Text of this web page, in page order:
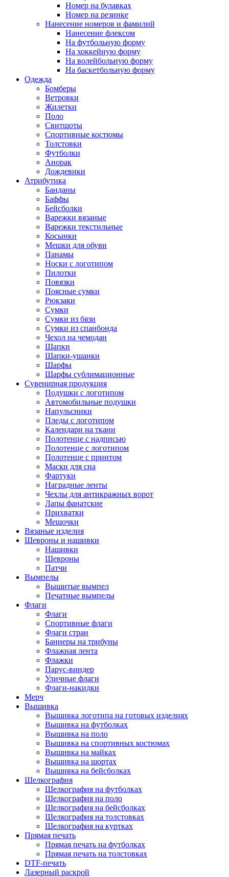
Номер на булавках
Номер на резинке
Нанесение номеров и фамилий
Нанесение флексом
На футбольную форму
На хоккейную форму
На волейбольную форму
На баскетбольную форму
Одежда
Бомберы
Ветровки
Жилетки
Поло
Свитшоты
Спортивные костюмы
Толстовки
Футболки
Анорак
Дождевики
Атрибутика
Банданы
Баффы
Бейсболки
Варежки вязаные
Варежки текстильные
Косынки
Мешки для обуви
Панамы
Носки с логотипом
Пилотки
Повязки
Поясные сумки
Рюкзаки
Сумки
Сумки из бязи
Сумки из спанбонда
Чехол на чемодан
Шапки
Шапки-ушанки
Шарфы
Шарфы сублимационные
Сувенирная продукция
Подушки с логотипом
Автомобильные подушки
Напульсники
Пледы с логотипом
Календари на ткани
Полотенце с надписью
Полотенце с логотипом
Полотенце с принтом
Маски для сна
Фартуки
Наградные ленты
Чехлы для антикражных ворот
Лапы фанатские
Прихватки
Мешочки
Вязаные изделия
Шевроны и нашивки
Нашивки
Шевроны
Патчи
Вымпелы
Вышитые вымпел
Печатные вымпелы
Флаги
Флаги
Спортивные флаги
Флаги стран
Баннеры на трибуны
Флажная лента
Флажки
Парус-виндер
Уличные флаги
Флаги-накидки
Мерч
Вышивка
Вышивка логотипа на готовых изделиях
Вышивка на футболках
Вышивка на поло
Вышивка на спортивных костюмах
Вышивка на майках
Вышивка на шортах
Вышивка на бейсболках
Шелкография
Шелкография на футболках
Шелкография на поло
Шелкография на бейсболках
Шелкография на толстовках
Шелкография на куртках
Прямая печать
Прямая печать на футболках
Прямая печать на толстовках
DTF-печать
Лазерный раскрой